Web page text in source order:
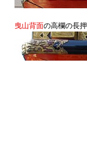
曳山背面の高欄の長押